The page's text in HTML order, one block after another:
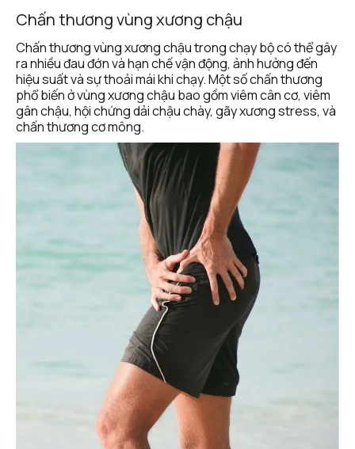
Chấn thương vùng xương chậu
Chấn thương vùng xương chậu trong chạy bộ có thể gây
ra nhiều đau đớn và hạn chế vận động, ảnh hưởng đến
hiệu suất và sự thoải mái khi chạy. Một số chấn thương
phổ biến ở vùng xương chậu bao gồm viêm cân cơ, viêm
gân chậu, hội chứng dải chậu chày, gãy xương stress, và
chấn thương cơ mông.